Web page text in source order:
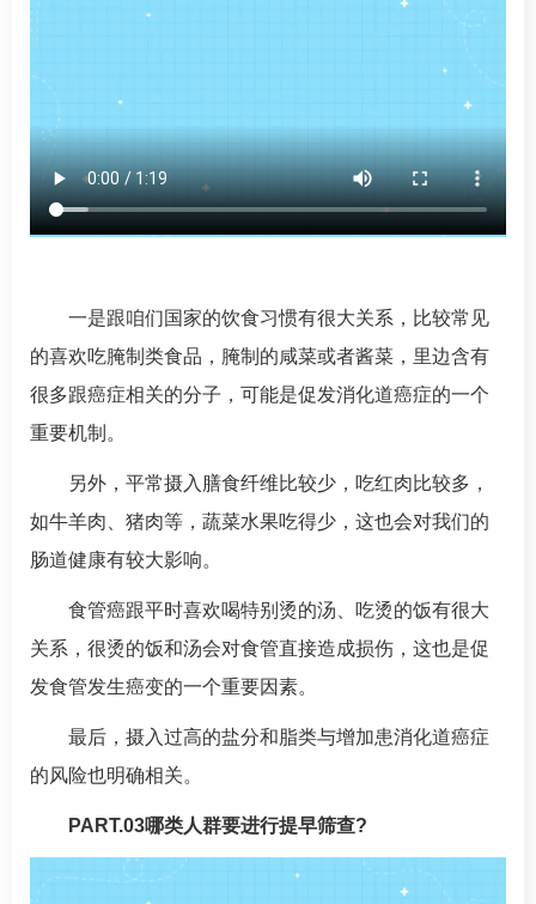
一是跟咱们国家的饮食习惯有很大关系，比较常见
的喜欢吃腌制类食品，腌制的咸菜或者酱菜，里边含有
很多跟癌症相关的分子，可能是促发消化道癌症的一个
重要机制。
另外，平常摄入膳食纤维比较少，吃红肉比较多，
如牛羊肉、猪肉等，蔬菜水果吃得少，这也会对我们的
肠道健康有较大影响。
食管癌跟平时喜欢喝特别烫的汤、吃烫的饭有很大
关系，很烫的饭和汤会对食管直接造成损伤，这也是促
发食管发生癌变的一个重要因素。
最后，摄入过高的盐分和脂类与增加患消化道癌症
的风险也明确相关。
PART.03哪类人群要进行提早筛查?